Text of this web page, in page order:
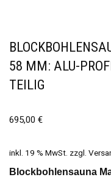
58 MM: ALU-
TEILIG
695,00 €
inkl. 19 % MwSt. zzgl.
Blockbohlensauna